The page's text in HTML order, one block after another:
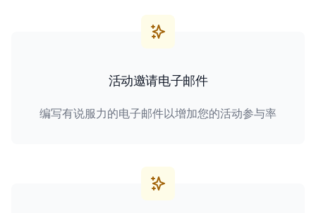
活动邀请电子邮件
编写有说服力的电子邮件以增加您的活动参与率